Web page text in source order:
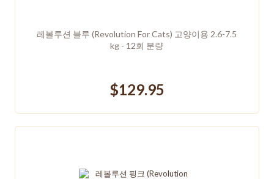
레볼루션 블루 (Revolution For Cats) 고양이용 2.6-7.5
kg - 12회 분량
$129.95